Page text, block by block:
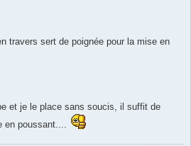
travers sert de poignée pour la mise en
et je le place sans soucis, il suffit de
en poussant....